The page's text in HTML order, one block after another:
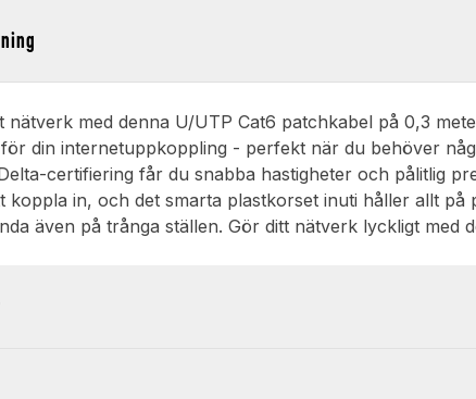
nätverk med denna U/UTP Cat6 patchkabel på 0,3
för din internetuppkoppling - perfekt när du behöver
certifiering får du snabba hastigheter och pålitlig
koppla in, och det smarta plastkorset inuti håller allt på
även på trånga ställen. Gör ditt nätverk lyckligt med